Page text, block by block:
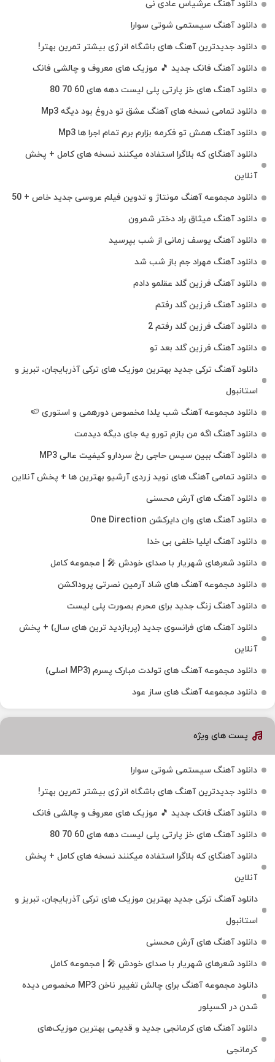
دانلود آهنگ عرشیاس عادی نی
دانلود آهنگ سیستمی شوتی سوارا
دانلود جدیدترین آهنگ‌ های باشگاه انرژی بیشتر تمرین بهتر!
دانلود آهنگ فانک جدید 🎵 موزیک‌ های معروف و چالشی فانک
دانلود آهنگ های خز پارتی پلی لیست دهه های 60 70 80
دانلود تمامی نسخه های آهنگ عشق تو دروغ بود دیگه Mp3
دانلود آهنگ همش تو فکرمه بزارم برم تمام اجرا ها Mp3
دانلود آهنگای که بلاگرا استفاده میکنند نسخه های کامل + پخش
آنلاین
دانلود مجموعه آهنگ مونتاژ و تدوین فیلم عروسی جدید خاص + 50
دانلود آهنگ میثاق راد دختر شمرون
دانلود آهنگ یوسف زمانی از شب بپرسید
دانلود آهنگ مهراد جم باز شب شد
دانلود آهنگ فرزین گلد عقلمو دادم
دانلود آهنگ فرزین گلد رفتم
دانلود آهنگ فرزین گلد رفتم 2
دانلود آهنگ فرزین گلد بعد تو
دانلود آهنگ ترکی جدید بهترین موزیک‌ های ترکی آذربایجان، تبریز و
استانبول
دانلود مجموعه آهنگ شب یلدا مخصوص دورهمی و استوری 🍉
دانلود آهنگ اگه من بازم تورو یه جای دیگه دیدمت
دانلود آهنگ ببین سیس حاجی رخ سردارو کیفیت عالی MP3
دانلود تمامی آهنگ های نوید زردی آرشیو بهترین ها + پخش آنلاین
دانلود آهنگ های آرش محسنی
دانلود آهنگ های وان دایرکشن One Direction
دانلود آهنگ ایلیا خلفی بی خدا
دانلود شعرهای شهریار با صدای خودش 🎤 | مجموعه کامل
دانلود مجموعه آهنگ های شاد آرمین نصرتی پروداکشن
دانلود آهنگ زنگ جدید برای محرم بصورت پلی لیست
دانلود آهنگ های فرانسوی جدید (پربازدید ترین های سال) + پخش
آنلاین
دانلود مجموعه آهنگ های تولدت مبارک پسرم (MP3 اصلی)
دانلود مجموعه آهنگ های ساز عود
پست های ویژه
دانلود آهنگ سیستمی شوتی سوارا
دانلود جدیدترین آهنگ‌ های باشگاه انرژی بیشتر تمرین بهتر!
دانلود آهنگ فانک جدید 🎵 موزیک‌ های معروف و چالشی فانک
دانلود آهنگ های خز پارتی پلی لیست دهه های 60 70 80
دانلود آهنگای که بلاگرا استفاده میکنند نسخه های کامل + پخش
آنلاین
دانلود آهنگ ترکی جدید بهترین موزیک‌ های ترکی آذربایجان، تبریز و
استانبول
دانلود آهنگ های آرش محسنی
دانلود شعرهای شهریار با صدای خودش 🎤 | مجموعه کامل
دانلود مجموعه آهنگ برای چالش تغییر ناخن MP3 مخصوص دیده
شدن در اکسپلور
دانلود آهنگ‌ های کرمانجی جدید و قدیمی بهترین موزیک‌های
کرمانجی